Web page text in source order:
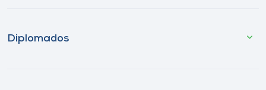
Diplomados